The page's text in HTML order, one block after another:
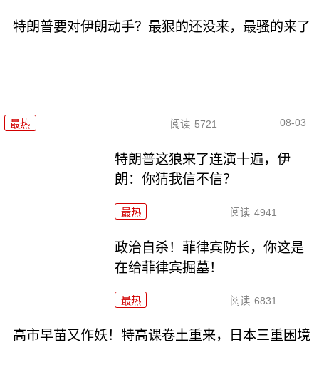
特朗普要对伊朗动手？最狠的还没来，最骚的来了
最热 阅读 5721 08-03
特朗普这狼来了连演十遍，伊
朗：你猜我信不信？
最热 阅读 4941
政治自杀！菲律宾防长，你这是
在给菲律宾掘墓！
最热 阅读 6831
高市早苗又作妖！特高课卷土重来，日本三重困境